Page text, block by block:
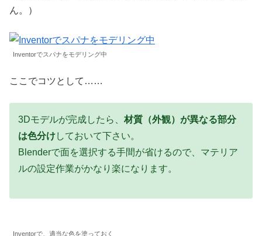
ん。）
Inventorでスパナをモデリング中
ここでコツとして……
3Dモデルが完成したら、 材質（外観）が異なる部分
は色分けしておいて下さい。
Blenderで面を選択する手間が省けるので、マテリア
ルの設定作業がかなり楽になります。
Inventorで、適当な色を塗っておく